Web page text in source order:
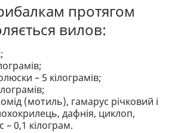
протягом
вилов:
– 5 кілограмів;
(мотиль), гамарус річковий і
дафнія, циклоп,
– 0,1 кілограм.